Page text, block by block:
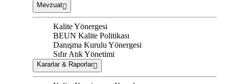
Mevzuat
Kalite Yönergesi
BEUN Kalite Politikası
Danışma Kurulu Yönergesi
Sıfır Atık Yönetimi
Kararlar & Raporlar